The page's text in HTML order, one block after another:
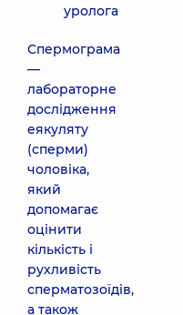
уролога
Спермограма
—
лабораторне
дослідження
еякуляту
(сперми)
чоловіка,
який
допомагає
оцінити
кількість і
рухливість
сперматозоїдів,
а також